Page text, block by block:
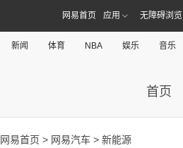
网易首页 应用 无障碍浏览
新闻 体育 NBA 娱乐 音乐
首页
网易首页 > 网易汽车 > 新能源